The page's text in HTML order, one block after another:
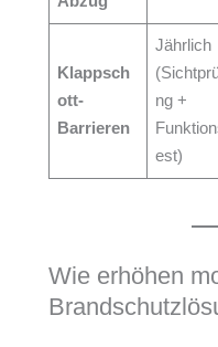
Klappsch
ott-
Barrieren
Jährlich
ng +
est)
Wie erhöhen